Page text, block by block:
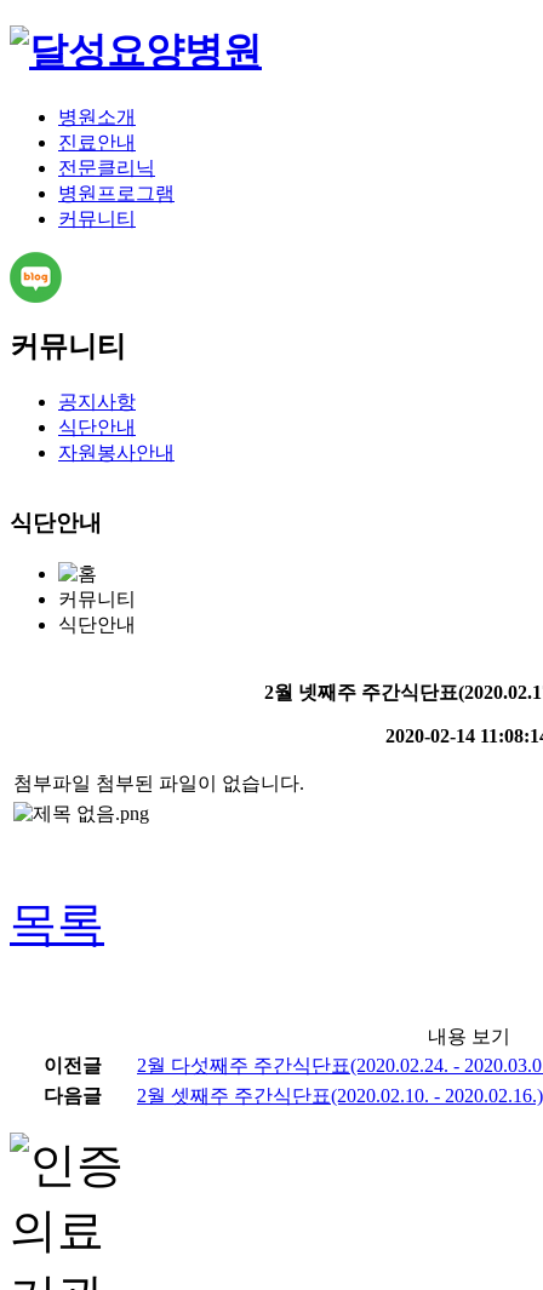
병원소개
진료안내
전문클리닉
병원프로그램
커뮤니티
커뮤니티
공지사항
식단안내
자원봉사안내
식단안내
커뮤니티
식단안내
2월 넷째주 주간식단표
2020-02-14
첨부파일 첨부된 파일이 없습니다.
목록
내용 보기
이전글
2월 다섯째주 주간식단표(2020.02.24. -
다음글
2월 셋째주 주간식단표(2020.02.10. - 2020.02.16.)